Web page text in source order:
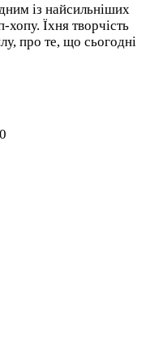
із найсильніших
хопу. Їхня творчість
про те, що сьогодні
0